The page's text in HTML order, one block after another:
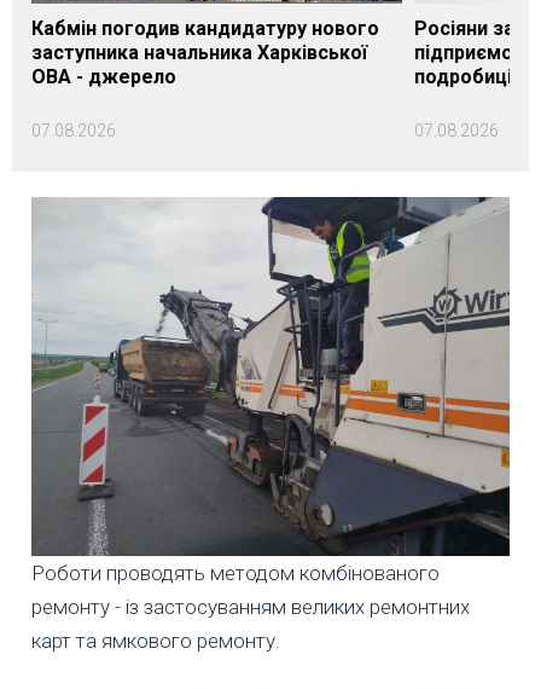
Кабмін погодив кандидатуру нового
заступника начальника Харківської
ОВА - джерело
07.08.2026
Росіяни
подробиці
07.08.2026
Роботи проводять методом комбінованого
ремонту - із застосуванням великих ремонтних
карт та ямкового ремонту.